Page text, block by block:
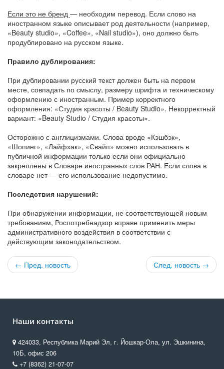
Если это не бренд — необходим перевод. Если слово на
иностранном языке описывает род деятельности (например,
«Beauty studio», «Coffee», «Nail studio»), оно должно быть
продублировано на русском языке.
Правило дублирования:
При дублировании русский текст должен быть на первом
месте, совпадать по смыслу, размеру шрифта и техническому
оформлению с иностранным. Пример корректного
оформления: «Студия красоты / Beauty Studio». Некорректный
вариант: «Beauty Studio / Студия красоты».
Осторожно с англицизмами. Слова вроде «Кэшбэк»,
«Шопинг», «Лайфхак», «Свайп» можно использовать в
публичной информации только если они официально
закреплены в Словаре иностранных слов РАН. Если слова в
словаре нет — его использование недопустимо.
Последствия нарушений:
При обнаружении информации, не соответствующей новым
требованиям, Роспотребнадзор вправе применить меры
административного воздействия в соответствии с
действующим законодательством.
← Пред. новость След. новость →
Наши контакты
424033, Республика Марий Эл, г. Йошкар-Ола, ул. Эшкинина,
10Б, офис 206
+7 (8362) 21-07-07